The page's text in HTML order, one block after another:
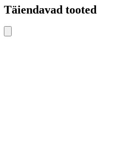
Täiendavad tooted